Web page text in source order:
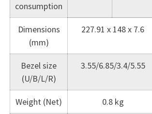
consumption
Dimensions
(mm)
227.91 x 148 x 7.6
Bezel size
(U/B/L/R)
3.55/6.85/3.4/5.55
Weight (Net) 0.8 kg